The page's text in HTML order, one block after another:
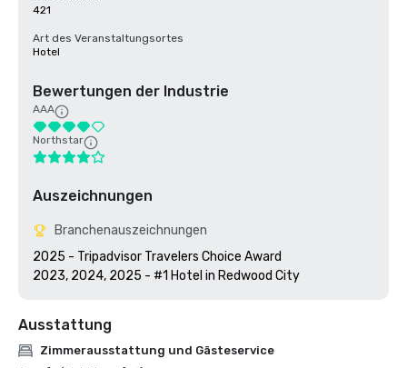
421
Art des Veranstaltungsortes
Hotel
Bewertungen der Industrie
AAA
Northstar
Auszeichnungen
Branchenauszeichnungen
2025 - Tripadvisor Travelers Choice Award
2023, 2024, 2025 - #1 Hotel in Redwood City
Ausstattung
Zimmerausstattung und Gästeservice